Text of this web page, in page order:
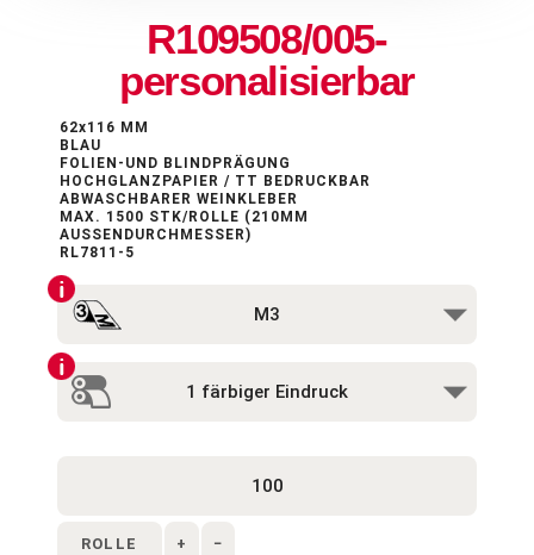
R109508/005-
personalisierbar
62x116 MM
BLAU
FOLIEN-UND BLINDPRÄGUNG
HOCHGLANZPAPIER / TT BEDRUCKBAR
ABWASCHBARER WEINKLEBER
MAX. 1500 STK/ROLLE (210MM
AUSSENDURCHMESSER)
RL7811-5
ROLLE + −